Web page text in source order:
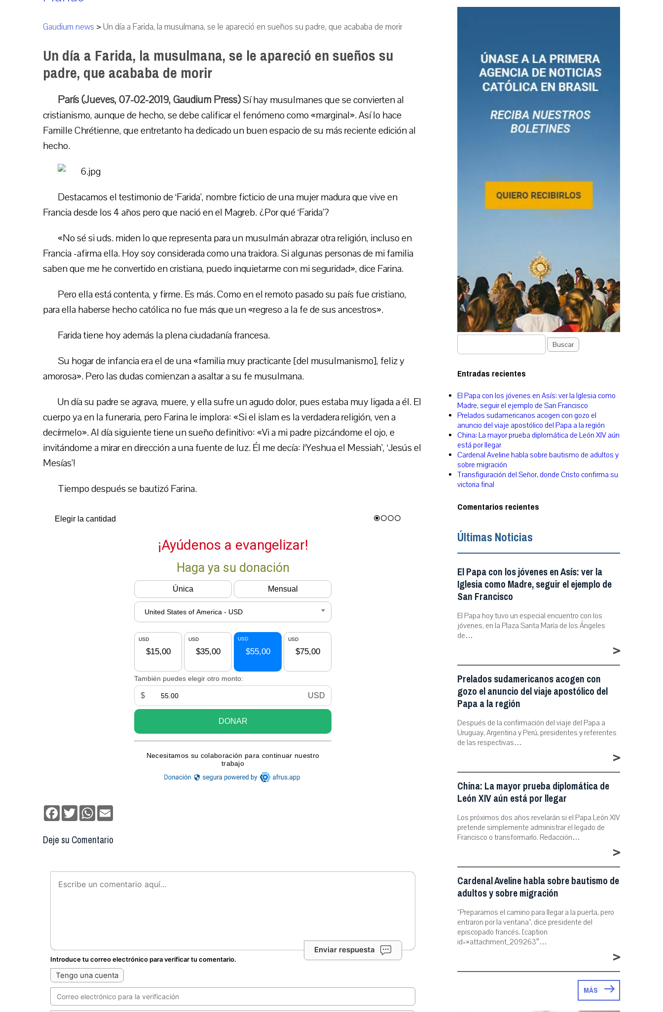
Gaudium news >Un día a Farida, la musulmana, se le apareció en sueños su padre, que acababa de morir
Un día a Farida, la musulmana, se le apareció en sueños su
padre, que acababa de morir
París (Jueves, 07-02-2019, Gaudium Press)Sí hay musulmanes que se convierten al
cristianismo, aunque de hecho, se debe calificar el fenómeno como «marginal». Así lo hace
Famille Chrétienne, que entretanto ha dedicado un buen espacio de su más reciente edición al
hecho.
Destacamos el testimonio de ‘Farida’, nombre ficticio de una mujer madura que vive en
Francia desde los 4 años pero que nació en el Magreb. ¿Por qué ‘Farida’?
«No sé si uds. miden lo que representa para un musulmán abrazar otra religión, incluso en
Francia -afirma ella. Hoy soy considerada como una traidora. Si algunas personas de mi familia
saben que me he convertido en cristiana, puedo inquietarme con mi seguridad», dice Farina.
Pero ella está contenta, y firme. Es más. Como en el remoto pasado su país fue cristiano,
para ella haberse hecho católica no fue más que un «regreso a la fe de sus ancestros».
Farida tiene hoy además la plena ciudadanía francesa.
Su hogar de infancia era el de una «familia muy practicante [del musulmanismo], feliz y
amorosa». Pero las dudas comienzan a asaltar a su fe musulmana.
Un día su padre se agrava, muere, y ella sufre un agudo dolor, pues estaba muy ligada a él. El
cuerpo ya en la funeraria, pero Farina le implora: «Si el islam es la verdadera religión, ven a
decírmelo». Al día siguiente tiene un sueño definitivo: «Vi a mi padre pizcándome el ojo, e
invitándome a mirar en dirección a una fuente de luz. Él me decía: ¡‘Yeshua el Messiah’, ‘Jesús el
Mesías’!
Tiempo después se bautizó Farina.
Facebook
TwitterWhatsApp
Deje su Comentario
Enviar respuesta
Introduce tu correo electrónico para verificar tu comentario.
Tengo una cuenta
Buscar
Entradas recientes
El Papa con los jóvenes en Asís: ver la Iglesia como
Madre, seguir el ejemplo de San Francisco
Prelados sudamericanos acogen con gozo el
anuncio del viaje apostólico del Papa a la región
China: La mayor prueba diplomática de León XIV aún
está por llegar
Cardenal Aveline habla sobre bautismo de adultos y
sobre migración
Transfiguración del Señor, donde Cristo confirma su
victoria final
Comentarios recientes
Últimas Noticias
El Papa con los jóvenes en Asís: ver la
Iglesia como Madre, seguir el ejemplo de
San Francisco
El Papa hoy tuvo un especial encuentro con los
jóvenes, en la Plaza Santa María de los Ángeles
de…
>
Prelados sudamericanos acogen con
gozo el anuncio del viaje apostólico del
Papa a la región
Después de la confirmación del viaje del Papa a
Uruguay, Argentina y Perú, presidentes y referentes
de las respectivas…
>
China: La mayor prueba diplomática de
León XIV aún está por llegar
Los próximos dos años revelarán si el Papa León XIV
pretende simplemente administrar el legado de
Francisco o transformarlo. Redacción…
>
Cardenal Aveline habla sobre bautismo de
adultos y sobre migración
“Preparamos el camino para llegar a la puerta, pero
entraron por la ventana”, dice presidente del
episcopado francés. [caption
id=»attachment_209263″…
>
MÁS